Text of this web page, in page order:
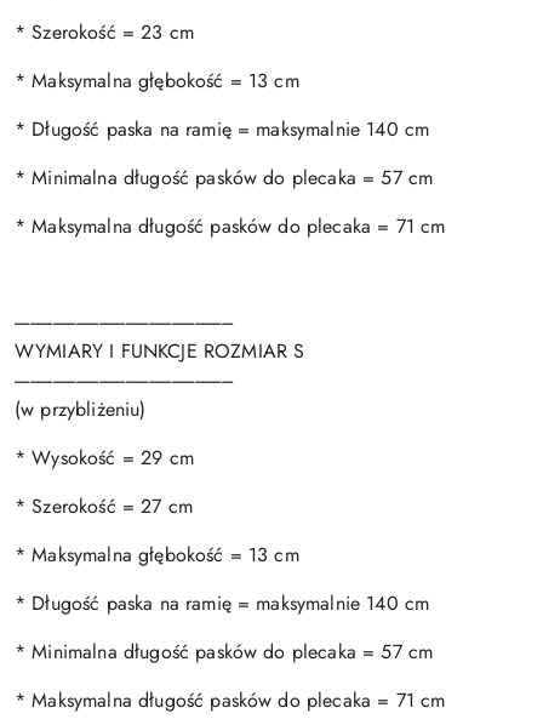
* Szerokość = 23 cm
* Maksymalna głębokość = 13 cm
* Długość paska na ramię = maksymalnie 140 cm
* Minimalna długość pasków do plecaka = 57 cm
* Maksymalna długość pasków do plecaka = 71 cm
---------------------------------------------------------
WYMIARY I FUNKCJE ROZMIAR S
---------------------------------------------------------
(w przybliżeniu)
* Wysokość = 29 cm
* Szerokość = 27 cm
* Maksymalna głębokość = 13 cm
* Długość paska na ramię = maksymalnie 140 cm
* Minimalna długość pasków do plecaka = 57 cm
* Maksymalna długość pasków do plecaka = 71 cm